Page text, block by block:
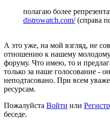
полагаю более
distrowatch.com/(справа
А это уже, на мой взгляд, не
отношению к нашему
форуму. Что имею, то и
только за наше голосование -
неподтасовано. При всем
ресурсам.
Пожалуйста Войти или
беседе.